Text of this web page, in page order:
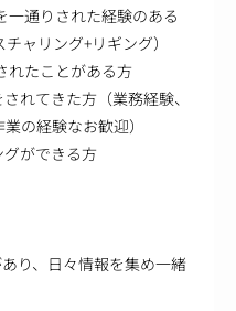
一通りされた経験のある
ャリング+リギング）
れたことがある方
れてきた方（業務経験、
の経験なお歓迎）
グができる方
り、日々情報を集め一緒